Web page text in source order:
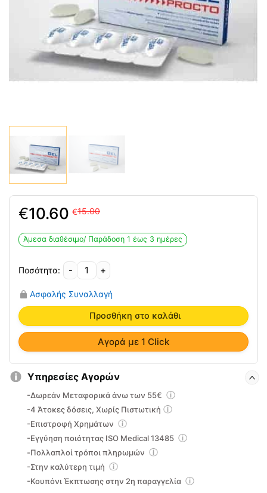
15.00
€
was:
15.00€.
10.60
€
τιμή
είναι:
10.60€.
Άμεσα διαθέσιμο/ Παράδoση 1 έως 3 ημέρες
-
Hemagel
PROCTO
για
αιμορροΐδες
και
πρωκτικές
ραγάδες
ποσότητα
+
Ασφαλής Συναλλαγή
Προσθήκη στο καλάθι
Αγορά με 1 Click
Υπηρεσίες Αγορών
-Δωρεάν Μεταφορικά άνω των 55€
-4 Άτοκες δόσεις, Χωρίς Πιστωτική
-Επιστροφή Χρημάτων
-Εγγύηση ποιότητας ISO Medical 13485
-Πολλαπλοί τρόποι πληρωμών
-Στην καλύτερη τιμή
-Κουπόνι Έκπτωσης στην 2η παραγγελία